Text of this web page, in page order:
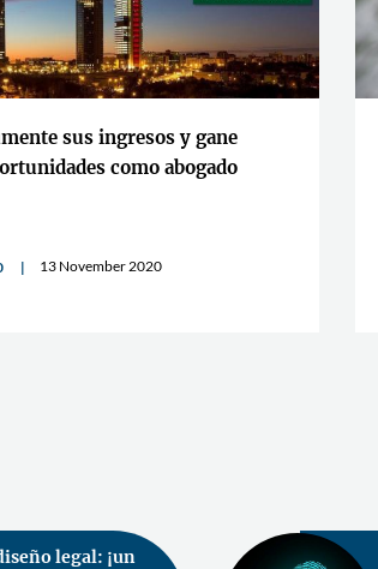
sus ingresos y gane
como abogado
13 November 2020